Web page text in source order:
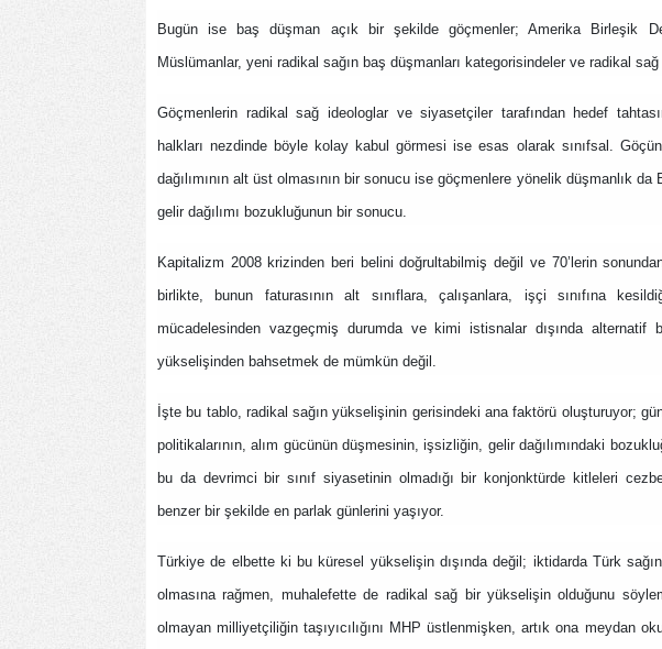
Bugün ise baş düşman açık bir şekilde göçmenler; Amerika Birleşik
Müslümanlar, yeni radikal sağın baş düşmanları kategorisindeler ve radikal
Göçmenlerin radikal sağ ideologlar ve siyasetçiler tarafından hedef
halkları nezdinde böyle kolay kabul görmesi ise esas olarak sınıfsal.
dağılımının alt üst olmasının bir sonucu ise göçmenlere yönelik düşmanlık da
gelir dağılımı bozukluğunun bir sonucu.
Kapitalizm 2008 krizinden beri belini doğrultabilmiş değil ve 70’lerin
birlikte, bunun faturasının alt sınıflara, çalışanlara, işçi sınıfına
mücadelesinden vazgeçmiş durumda ve kimi istisnalar dışında alternatif
yükselişinden bahsetmek de mümkün değil.
İşte bu tablo, radikal sağın yükselişinin gerisindeki ana faktörü oluşturuyor;
politikalarının, alım gücünün düşmesinin, işsizliğin, gelir dağılımındaki
bu da devrimci bir sınıf siyasetinin olmadığı bir konjonktürde kitleleri
benzer bir şekilde en parlak günlerini yaşıyor.
Türkiye de elbette ki bu küresel yükselişin dışında değil; iktidarda Türk
olmasına rağmen, muhalefette de radikal sağ bir yükselişin olduğunu
olmayan milliyetçiliğin taşıyıcılığını MHP üstlenmişken, artık ona meydan